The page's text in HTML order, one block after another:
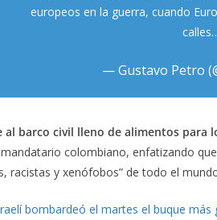
europeos en la guerra, cuando
— Gustavo Petro
al barco civil lleno de alimentos para
colombiano, enfatizando
racistas y xenófobos” de todo el
bombardeó el martes el buque más